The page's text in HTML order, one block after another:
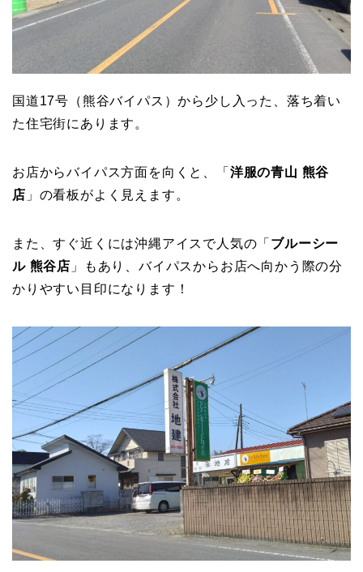
国道17号（熊谷バイパス）から少し入った、落ち着い
た住宅街にあります。
お店からバイパス方面を向くと、「 洋服の青山 熊谷
店 」の看板がよく見えます。
また、すぐ近くには沖縄アイスで人気の「 ブルーシー
ル 熊谷店 」もあり、バイパスからお店へ向かう際の分
かりやすい目印になります！